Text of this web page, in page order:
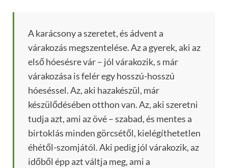
A karácsony a szeretet, és ádvent a
várakozás megszentelése. Az a gyerek, aki az
első hóesésre vár – jól várakozik, s már
várakozása is felér egy hosszú-hosszú
hóeséssel. Az, aki hazakészül, már
készülődésében otthon van. Az, aki szeretni
tudja azt, ami az övé – szabad, és mentes a
birtoklás minden görcsétől, kielégíthetetlen
éhétől-szomjától. Aki pedig jól várakozik, az
időből épp azt váltja meg, ami a